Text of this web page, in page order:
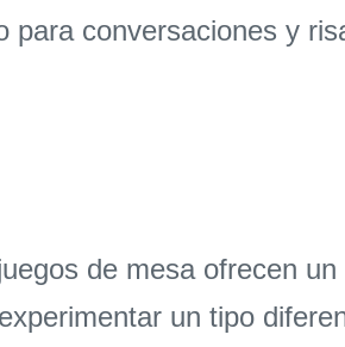
conversaciones y
de mesa ofrecen
un tipo